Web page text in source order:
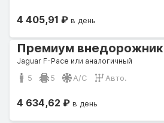
4 405,91 ₽ в день
Премиум внедорожник
Jaguar F-Pace или аналогичный
5 5 A/C Авто.
4 634,62 ₽ в день